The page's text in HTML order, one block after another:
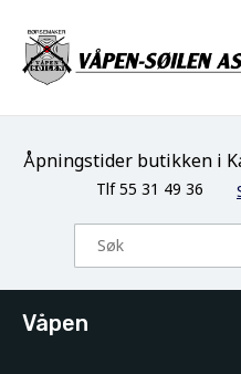
Åpningstider butikken i
Tlf 55 31 49 36
Våpen